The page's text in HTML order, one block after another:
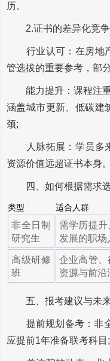
历。
2.证书的差异化竞争
行业认可：在房地产
管选拔的重要参考，部
能力提升：课程注重
涵盖城市更新、低碳建
颈;
人脉拓展：学员多来
资源价值远超证书本身。
四、如何根据需求选
类型 适合人群
非全日制
研究生
需学历提
发展的职场
高级研修
班
企业高管
资源与前沿
五、报考建议与未
提前规划备考：非全
应提前1年准备联考科目;